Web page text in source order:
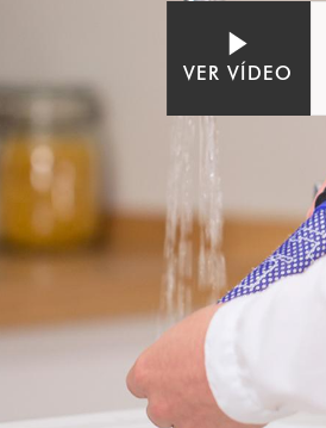
VER VÍDEO